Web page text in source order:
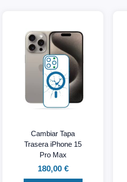
Cambiar Tapa
Trasera iPhone 15
Pro Max
180,00 €